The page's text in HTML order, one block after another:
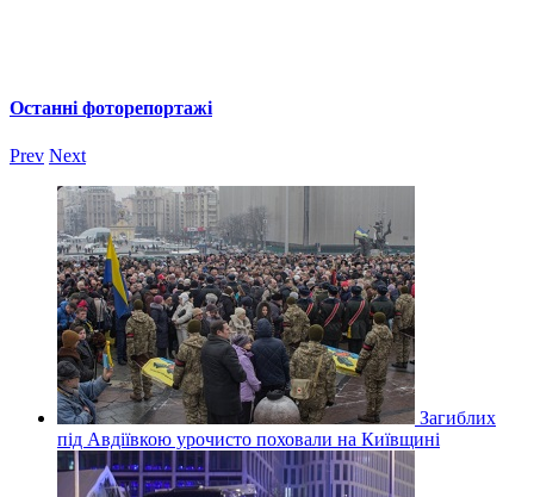
Останні фоторепортажі
Prev Next
Загиблих
під Авдіївкою урочисто поховали на Київщині